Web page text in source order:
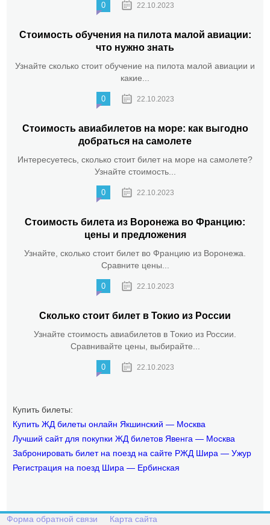
0 22.10.2023
Стоимость обучения на пилота малой авиации:
что нужно знать
Узнайте сколько стоит обучение на пилота малой авиации и
какие...
0 22.10.2023
Стоимость авиабилетов на море: как выгодно
добраться на самолете
Интересуетесь, сколько стоит билет на море на самолете?
Узнайте стоимость...
0 22.10.2023
Стоимость билета из Воронежа во Францию:
цены и предложения
Узнайте, сколько стоит билет во Францию из Воронежа.
Сравните цены...
0 22.10.2023
Сколько стоит билет в Токио из России
Узнайте стоимость авиабилетов в Токио из России.
Сравнивайте цены, выбирайте...
0 22.10.2023
Купить билеты:
Купить ЖД билеты онлайн Якшинский — Москва
Лучший сайт для покупки ЖД билетов Явенга — Москва
Забронировать билет на поезд на сайте РЖД Шира — Ужур
Регистрация на поезд Шира — Ербинская
Форма обратной связи
Карта сайта